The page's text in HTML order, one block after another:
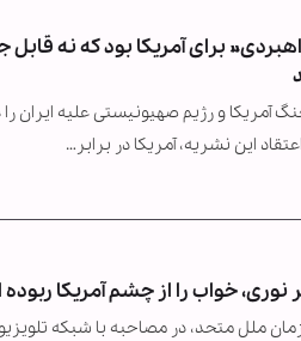
برای آمریکا بود که نه
آمریکا و رژیم صهیونیستی علیه
این نشریه، آمریکا در برابر…
نوری، خواب را از چشم آمریکا
ملل متحد، در مصاحبه با شبکه